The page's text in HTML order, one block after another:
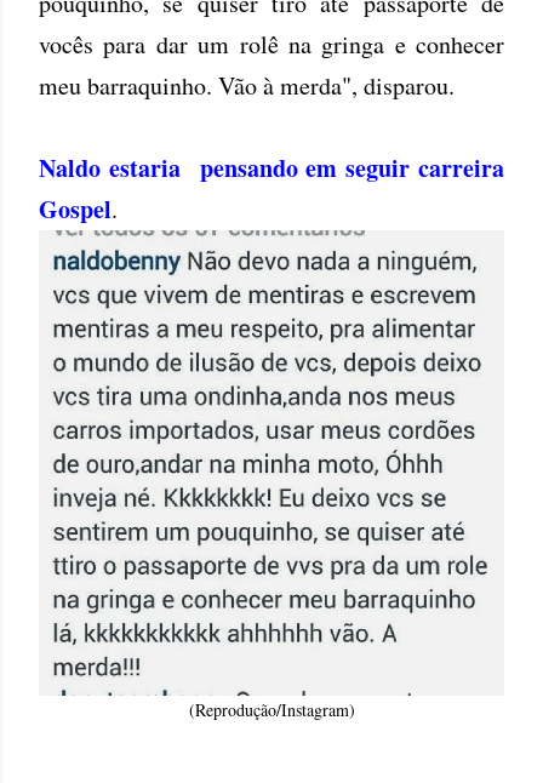
vocês para dar um rolê na gringa e conhecer
meu barraquinho. Vão à merda", disparou.
Naldo estaria pensando em seguir carreira
Gospel.
(Reprodução/Instagram)